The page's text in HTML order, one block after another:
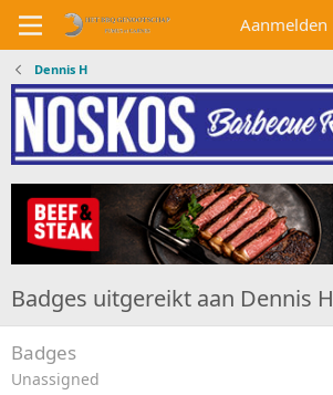
Aanmelden
Dennis H
Badges uitgereikt aan Dennis H
Badges
Unassigned